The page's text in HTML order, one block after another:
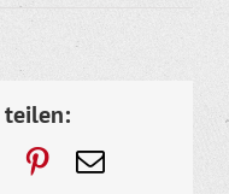
teilen:
Pinterest
E-